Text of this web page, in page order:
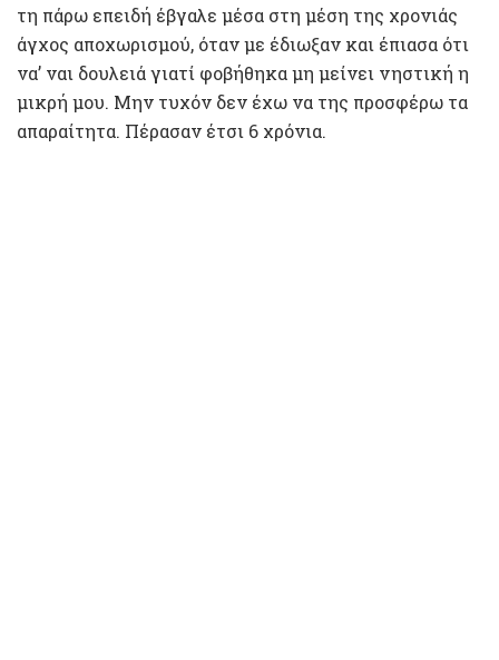
τη πάρω επειδή έβγαλε μέσα στη μέση της χρονιάς
άγχος αποχωρισμού, όταν με έδιωξαν και έπιασα ότι
να’ ναι δουλειά γιατί φοβήθηκα μη μείνει νηστική η
μικρή μου. Μην τυχόν δεν έχω να της προσφέρω τα
απαραίτητα. Πέρασαν έτσι 6 χρόνια.